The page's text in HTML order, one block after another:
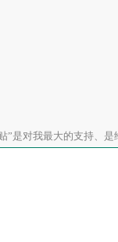
”是对我最大的支持、